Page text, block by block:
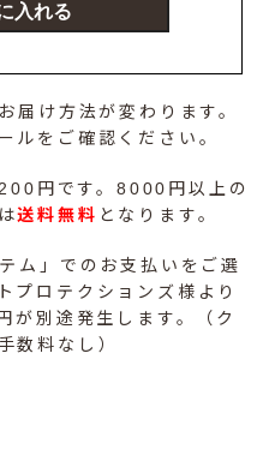
入れる
け方法が変わります。
ルをご確認ください。
円です。8000円以上の
送料無料 となります。
ム」でのお支払いをご選
プロテクションズ様より
が別途発生します。（ク
数料なし）